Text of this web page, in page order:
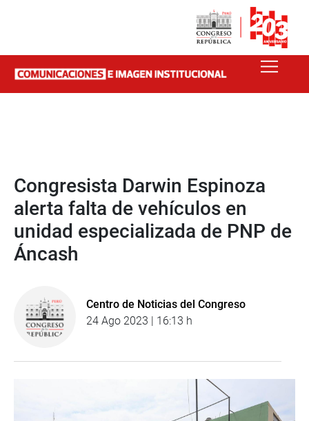
Congresista Darwin Espinoza
alerta falta de vehículos en
unidad especializada de PNP de
Áncash
Centro de Noticias del Congreso
24 Ago 2023 | 16:13 h